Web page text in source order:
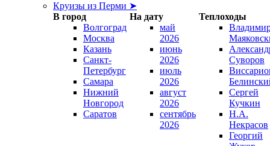
Круизы из Перми ➤
В город
На дату
Теплоходы
Волгоград
Москва
Казань
Санкт-
Петербург
Самара
Нижний
Новгород
Саратов
май
2026
июнь
2026
июль
2026
август
2026
сентябрь
2026
Суворов
Сергей
Кучкин
Н.А.
Некрасов
Георгий